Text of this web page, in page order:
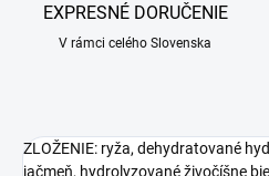
EXPRESNÉ DORUČENIE
V rámci celého Slovenska
ZLOŽENIE: ryža, dehydratované
jačmeň, hydrolyzované živočíšne